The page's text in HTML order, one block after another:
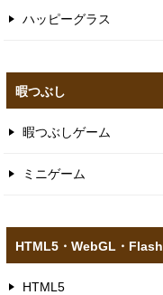
ハッピーグラス
暇つぶし
暇つぶしゲーム
ミニゲーム
HTML5​・WebGL​・Flash
HTML5